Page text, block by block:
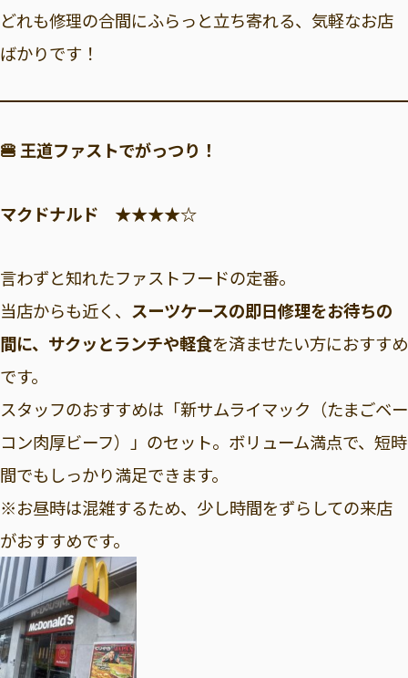
どれも修理の合間にふらっと立ち寄れる、気軽なお店
ばかりです！
🍔 王道ファストでがっつり！
マクドナルド ★★★★☆
言わずと知れたファストフードの定番。
当店からも近く、 スーツケースの即日修理をお待ちの
間に、サクッとランチや軽食を済ませたい方におすすめ
です。
スタッフのおすすめは「新サムライマック（たまごベー
コン肉厚ビーフ）」のセット。ボリューム満点で、短時
間でもしっかり満足できます。
※お昼時は混雑するため、少し時間をずらしての来店
がおすすめです。